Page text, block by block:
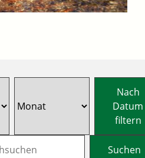
Nach
Datum
filtern